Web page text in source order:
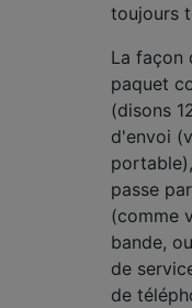
toujours
La façon
paquet
(disons
d'envoi
passe
(comme
bande,
de
de